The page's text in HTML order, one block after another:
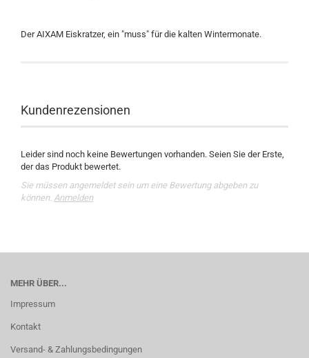
Der AIXAM Eiskratzer, ein "muss" für die kalten Wintermonate.
Kundenrezensionen
Leider sind noch keine Bewertungen vorhanden. Seien Sie der Erste,
der das Produkt bewertet.
Sie müssen angemeldet sein um eine Bewertung abgeben zu
können. Anmelden
MEHR ÜBER...
Impressum
Kontakt
Versand- & Zahlungsbedingungen